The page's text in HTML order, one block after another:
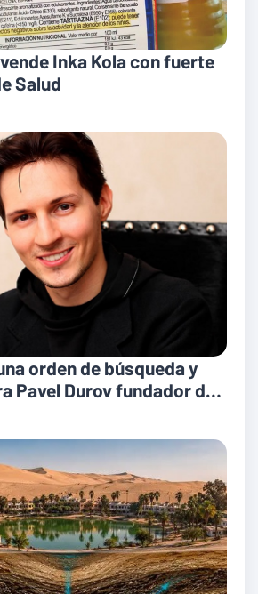
Inka Kola con fuerte
Salud
orden de búsqueda y
Pavel Durov fundador de